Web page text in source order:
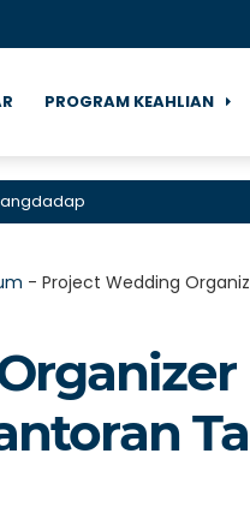
PROGRAM KEAHLIAN
- Project Wedding